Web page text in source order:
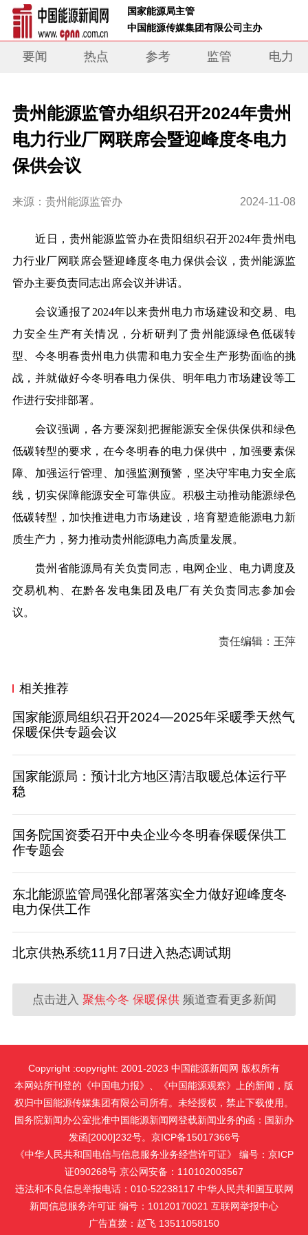
国家能源局主管
中国能源传媒集团有限公司主办
要闻 热点 参考 监管 电力
贵州能源监管办组织召开2024年贵州
电力行业厂网联席会暨迎峰度冬电力
保供会议
来源：贵州能源监管办 2024-11-08
近日，贵州能源监管办在贵阳组织召开2024年贵州电
力行业厂网联席会暨迎峰度冬电力保供会议，贵州能源监
管办主要负责同志出席会议并讲话。
会议通报了2024年以来贵州电力市场建设和交易、电
力安全生产有关情况，分析研判了贵州能源绿色低碳转
型、今冬明春贵州电力供需和电力安全生产形势面临的挑
战，并就做好今冬明春电力保供、明年电力市场建设等工
作进行安排部署。
会议强调，各方要深刻把握能源安全保供保供和绿色
低碳转型的要求，在今冬明春的电力保供中，加强要素保
障、加强运行管理、加强监测预警，坚决守牢电力安全底
线，切实保障能源安全可靠供应。积极主动推动能源绿色
低碳转型，加快推进电力市场建设，培育塑造能源电力新
质生产力，努力推动贵州能源电力高质量发展。
贵州省能源局有关负责同志，电网企业、电力调度及
交易机构、在黔各发电集团及电厂有关负责同志参加会
议。
责任编辑：王萍
相关推荐
国家能源局组织召开2024—2025年采暖季天然气
保暖保供专题会议
国家能源局：预计北方地区清洁取暖总体运行平
稳
国务院国资委召开中央企业今冬明春保暖保供工
作专题会
东北能源监管局强化部署落实全力做好迎峰度冬
电力保供工作
北京供热系统11月7日进入热态调试期
点击进入 聚焦今冬 保暖保供频道查看更多新闻
Copyright :copyright: 2001-2023 中国能源新闻网 版权所有
本网站所刊登的《中国电力报》、《中国能源观察》上的新闻，版
权归中国能源传媒集团有限公司所有。未经授权，禁止下载使用。
国务院新闻办公室批准中国能源新闻网登载新闻业务的函：国新办
发函[2000]232号。京ICP备15017366号
《中华人民共和国电信与信息服务业务经营许可证》 编号：京ICP
证090268号 京公网安备：110102003567
违法和不良信息举报电话：010-52238117 中华人民共和国互联网
新闻信息服务许可证 编号：10120170021 互联网举报中心
广告直拨：赵飞 13511058150